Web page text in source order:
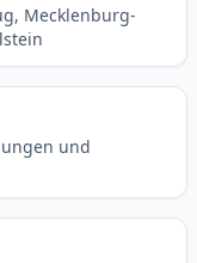
Mecklenburg-
und